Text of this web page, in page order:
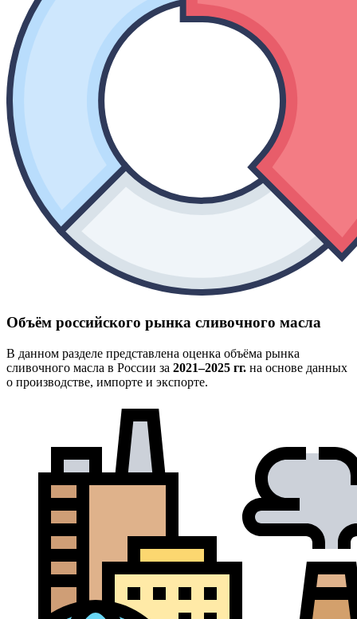
Объём российского рынка сливочного масла
В данном разделе представлена оценка объёма рынка
сливочного масла в России за 2021–2025 гг. на основе данных
о производстве, импорте и экспорте.